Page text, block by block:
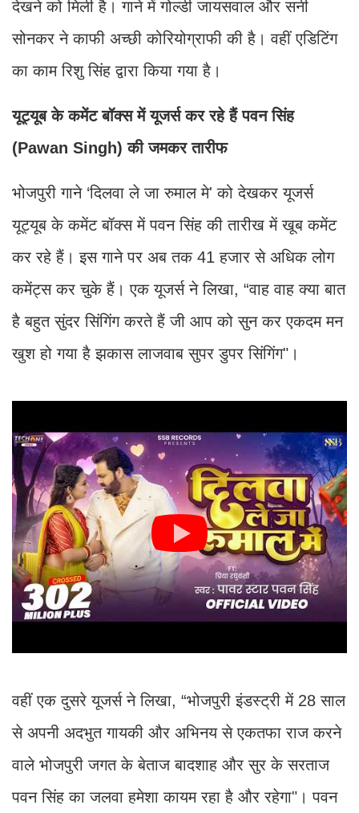
देखने को मिली है। गाने में गोल्डी जायसवाल और सनी
सोनकर ने काफी अच्छी कोरियोग्राफी की है। वहीं एडिटिंग
का काम रिशु सिंह द्वारा किया गया है।
यूट्यूब के कमेंट बॉक्स में यूजर्स कर रहे हैं पवन सिंह
(Pawan Singh) की जमकर तारीफ
भोजपुरी गाने ‘दिलवा ले जा रुमाल मे' को देखकर यूजर्स
यूट्यूब के कमेंट बॉक्स में पवन सिंह की तारीख में खूब कमेंट
कर रहे हैं। इस गाने पर अब तक 41 हजार से अधिक लोग
कमेंट्स कर चुके हैं। एक यूजर्स ने लिखा, “वाह वाह क्या बात
है बहुत सुंदर सिंगिंग करते हैं जी आप को सुन कर एकदम मन
खुश हो गया है झकास लाजवाब सुपर डुपर सिंगिंग"।
वहीं एक दुसरे यूजर्स ने लिखा, “भोजपुरी इंडस्ट्री में 28 साल
से अपनी अदभुत गायकी और अभिनय से एकतफा राज करने
वाले भोजपुरी जगत के बेताज बादशाह और सुर के सरताज
पवन सिंह का जलवा हमेशा कायम रहा है और रहेगा"। पवन